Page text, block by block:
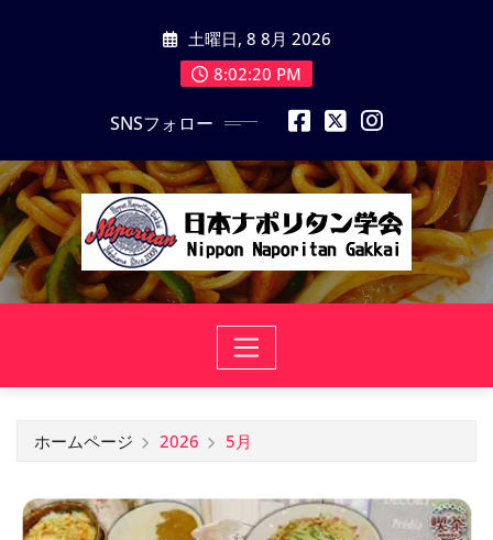
に
ス
キ
ッ
プ
土曜日, 8 8月 2026
8:02:21 PM
SNSフォロー
ホームページ 2026 5月